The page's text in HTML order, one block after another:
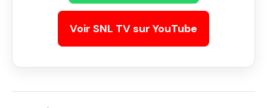
Voir SNL TV sur YouTube